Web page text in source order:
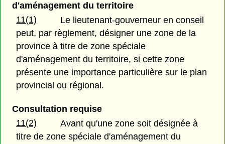
d'aménagement du territoire
11(1)
Le lieutenant-gouverneur en conseil
peut, par règlement, désigner une zone de la
province à titre de zone spéciale
d'aménagement du territoire, si cette zone
présente une importance particulière sur le plan
provincial ou régional.
Consultation requise
11(2)
Avant qu'une zone soit désignée à
titre de zone spéciale d'aménagement du